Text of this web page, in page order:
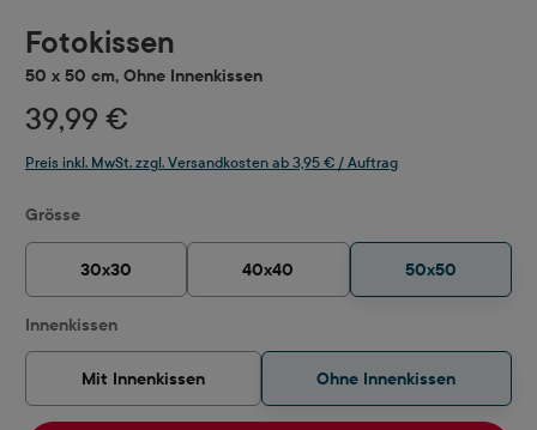
Fotokissen
50 x 50 cm, Ohne Innenkissen
39,99 €
Preis inkl. MwSt. zzgl. Versandkosten ab 3,95 € / Auftrag
Grösseauswählen
30x30 40x40 50x50
Innenkissenauswählen
Mit Innenkissen Ohne Innenkissen